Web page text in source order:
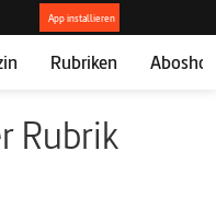
Rubriken
Rubrik